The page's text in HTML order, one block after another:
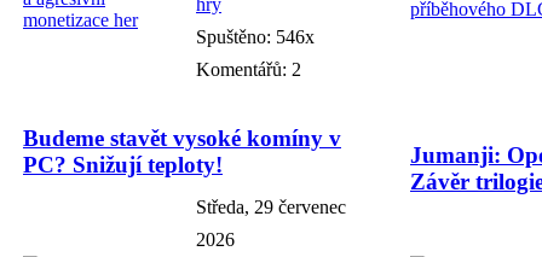
Spuštěno: 546x
Komentářů: 2
Budeme stavět vysoké komíny v
PC? Snižují teploty!
Středa, 29 červenec
2026
Jumanji:
Závěr